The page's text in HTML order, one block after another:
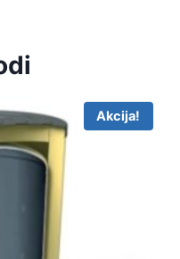
Akcija!